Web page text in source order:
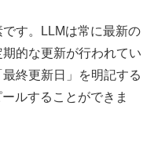
す。LLMは常に最新の
的な更新が行われてい
終更新日」を明記する
ルすることができま